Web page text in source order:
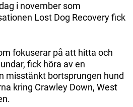
i november som
Lost Dog Recovery fick
fokuserar på att hitta och
fick höra av en
misstänkt bortsprungen hund
kring Crawley Down, West